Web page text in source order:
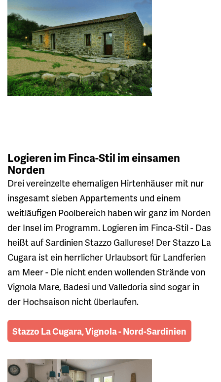
Logieren im Finca-Stil im einsamen
Norden
Drei vereinzelte ehemaligen Hirtenhäuser mit nur
insgesamt sieben Appartements und einem
weitläufigen Poolbereich haben wir ganz im Norden
der Insel im Programm. Logieren im Finca-Stil - Das
heißt auf Sardinien Stazzo Gallurese! Der Stazzo La
Cugara ist ein herrlicher Urlaubsort für Landferien
am Meer - Die nicht enden wollenden Strände von
Vignola Mare, Badesi und Valledoria sind sogar in
der Hochsaison nicht überlaufen.
Stazzo La Cugara, Vignola - Nord-Sardinien